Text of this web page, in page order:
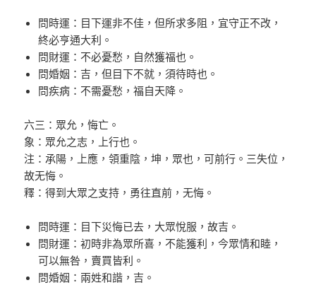
問時運：目下運非不佳，但所求多阻，宜守正不改，
終必亨通大利。
問財運：不必憂愁，自然獲福也。
問婚姻：吉，但目下不就，須待時也。
問疾病：不需憂愁，福自天降。
六三：眾允，悔亡。
象：眾允之志，上行也。
注：承陽，上應，領重陰，坤，眾也，可前行。三失位，
故无悔。
釋：得到大眾之支持，勇往直前，无悔。
問時運：目下災悔已去，大眾悅服，故吉。
問財運：初時非為眾所喜，不能獲利，今眾情和睦，
可以無咎，賣買皆利。
問婚姻：兩姓和諧，吉。